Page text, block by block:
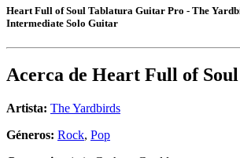
Heart Full of Soul Tablatura Guitar Pro - The
Intermediate Solo Guitar
Acerca de Heart Full of Soul
Artista: The Yardbirds
Géneros: Rock, Pop